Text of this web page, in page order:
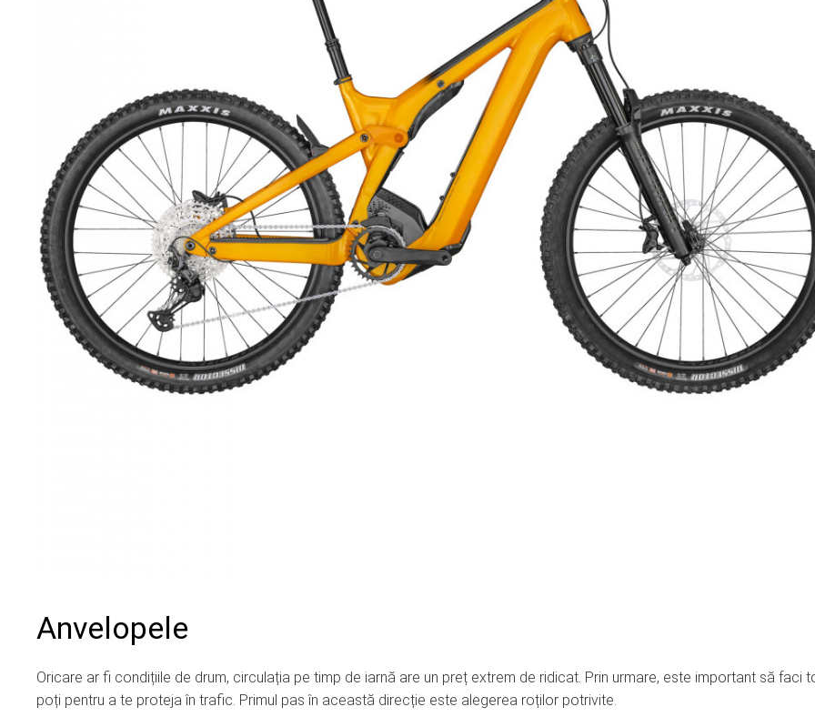
Anvelopele
Oricare ar fi condițiile de drum, circulația pe timp de iarnă are un preț extrem de ridicat. Prin urmare, este important să faci
poți pentru a te proteja în trafic. Primul pas în această direcție este alegerea roților potrivite.